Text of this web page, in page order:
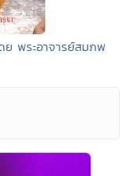
ย พระอาจารย์สมภพ